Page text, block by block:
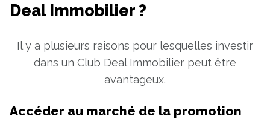
Deal Immobilier ?
Il y a plusieurs raisons pour lesquelles investir
dans un Club Deal Immobilier peut être
avantageux.
Accéder au marché de la promotion